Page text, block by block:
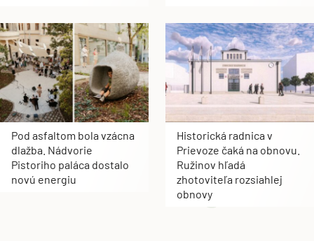
Pod asfaltom bola vzácna
dlažba. Nádvorie
Pistoriho paláca dostalo
novú energiu
Historická radnica v
Prievoze čaká na obnovu.
Ružinov hľadá
zhotoviteľa rozsiahlej
obnovy